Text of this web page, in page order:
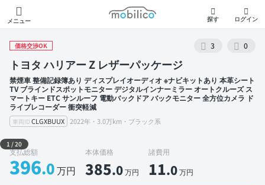
メニュー
モビリコ
探す ログイン
価格交渉OK 3 0
トヨタ ハリアー Z レザーパッケージ
禁煙車 整備記録簿あり ディスプレイオーディオ ※ナビキットあり 本革シート
TV ブラインドスポットモニター デジタルインナーミラー オートクルーズ ス
マートキー ETC サンルーフ 電動バックドア バックモニター 全方位カメラ ド
ライブレコーダー 衝突軽減
車両ID CLGXBUUX 2022年・3.0万km・ブラック系
外装 左前
1 /20
支払総額
396.0万円
本体価格
385.0万円
諸費用
11.0万円